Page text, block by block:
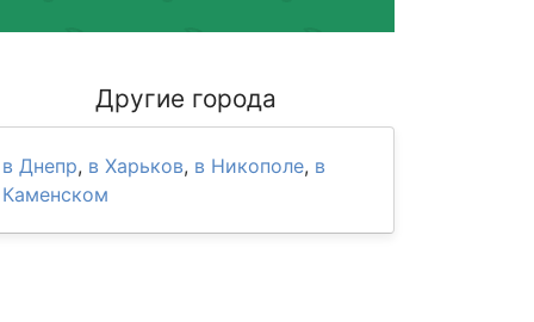
Другие города
в Днепр, в Харьков, в Никополе, в
Каменском